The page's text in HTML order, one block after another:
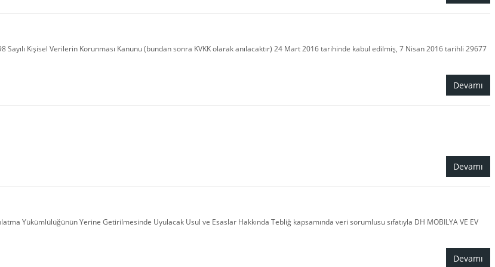
Kişisel Verilerin Korunması Kanunu (bundan sonra KVKK olarak anılacaktır) 24 Mart 2016 tarihinde kabul edilmiş, 7 Nisan 2016 tarihli 29677
Devamı
Devamı
Yükümlülüğünün Yerine Getirilmesinde Uyulacak Usul ve Esaslar Hakkında Tebliğ kapsamında veri sorumlusu sıfatıyla DH MOBILYA VE EV
Devamı